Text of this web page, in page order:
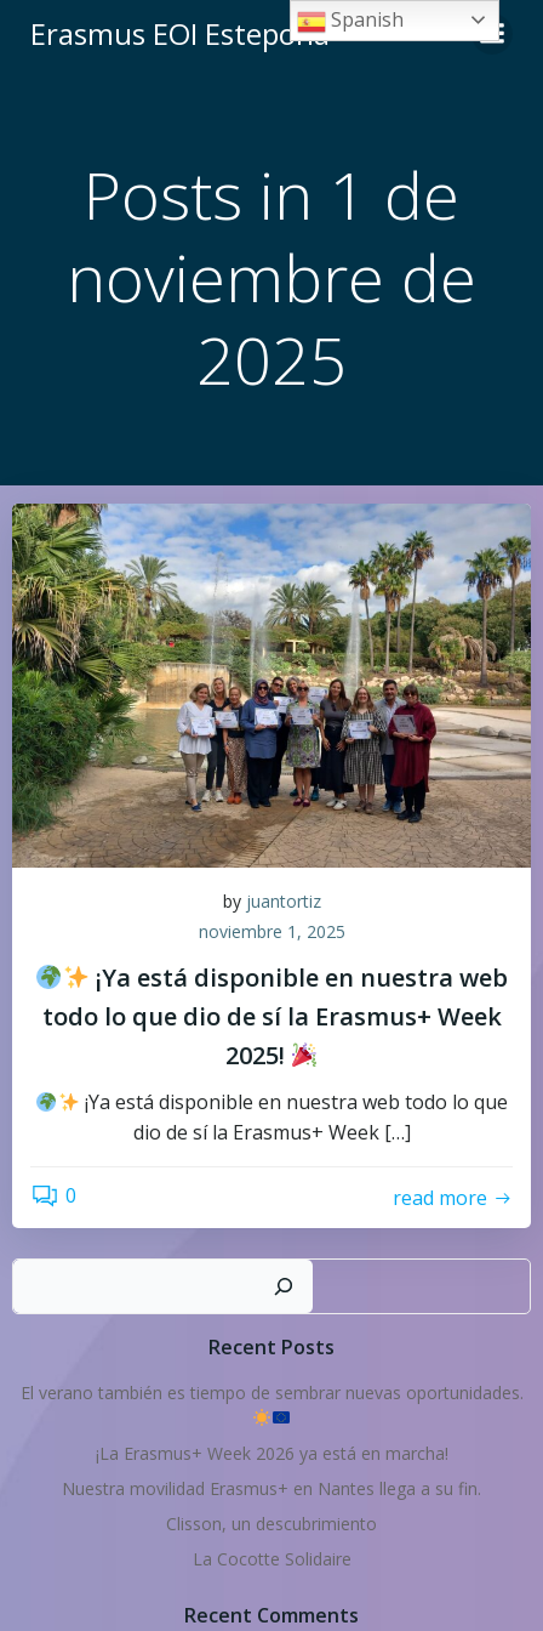
Saltar
al
Erasmus EOI Estepona
Posts in 1 de
noviembre de
2025
by juantortiz
noviembre 1, 2025
¡Ya está disponible en nuestra web
todo lo que dio de sí la Erasmus+ Week
2025!
¡Ya está disponible en nuestra web todo lo que
dio de sí la Erasmus+ Week […]
0 read more
Recent Posts
El verano también es tiempo de sembrar nuevas oportunidades.
¡La Erasmus+ Week 2026 ya está en marcha!
Nuestra movilidad Erasmus+ en Nantes llega a su fin.
Clisson, un descubrimiento
La Cocotte Solidaire
Recent Comments
Spanish